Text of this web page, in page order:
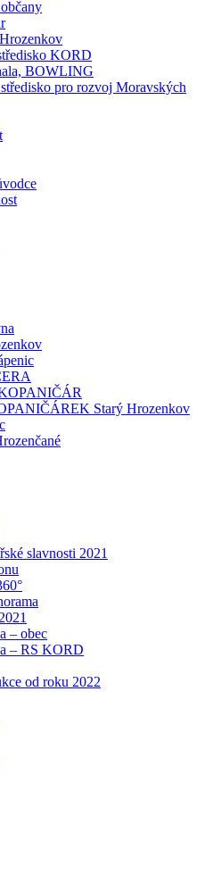
KORD
BOWLING
pro rozvoj Moravských
Starý Hrozenkov
slavnosti 2021
– obec
– RS KORD
od roku 2022